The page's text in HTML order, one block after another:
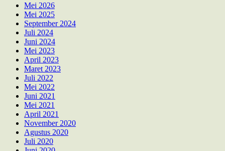
Mei 2026
Mei 2025
September 2024
Juli 2024
Juni 2024
Mei 2023
April 2023
Maret 2023
Juli 2022
Mei 2022
Juni 2021
Mei 2021
April 2021
November 2020
Agustus 2020
Juli 2020